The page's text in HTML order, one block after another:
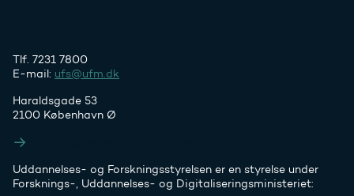
Tlf. 7231 7800
E-mail: ufs@ufm.dk
Haraldsgade 53
2100 København Ø
Uddannelses- og Forskningsstyrelsen er en styrelse under
Forsknings-, Uddannelses- og Digitaliseringsministeriet: